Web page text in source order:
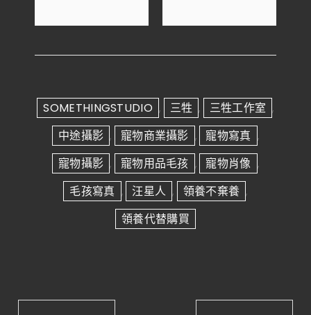
SOMETHINGSTUDIO , 三牲 , 三牲工作室 ,
中途攝影 , 寵物商業攝影 , 寵物寫真 ,
寵物攝影 , 寵物用品毛孩 , 寵物肖像 ,
毛孩寫真 , 汪星人 , 領養不棄養 ,
領養代替購買